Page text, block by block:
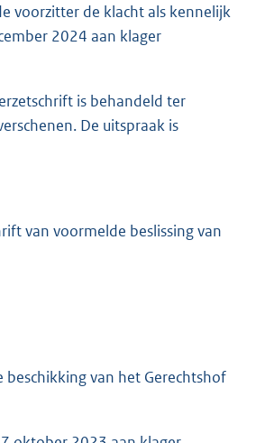
voorzitter de klacht als kennelijk
2024 aan klager
is behandeld ter
De uitspraak is
van voormelde beslissing van
van het Gerechtshof